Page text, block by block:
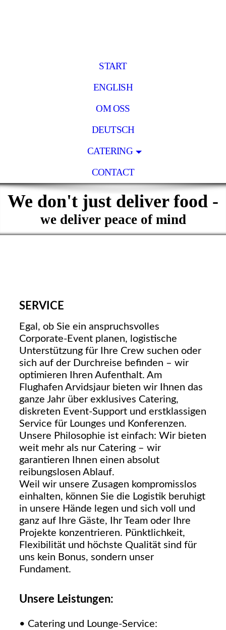
START
ENGLISH
OM OSS
DEUTSCH
CATERING
CONTACT
We don't just deliver food -
we deliver peace of mind
SERVICE
Egal, ob Sie ein anspruchsvolles
Corporate-Event planen, logistische
Unterstützung für Ihre Crew suchen oder
sich auf der Durchreise befinden – wir
optimieren Ihren Aufenthalt. Am
Flughafen Arvidsjaur bieten wir Ihnen das
ganze Jahr über exklusives Catering,
diskreten Event-Support und erstklassigen
Service für Lounges und Konferenzen.
Unsere Philosophie ist einfach: Wir bieten
weit mehr als nur Catering – wir
garantieren Ihnen einen absolut
reibungslosen Ablauf.
Weil wir unsere Zusagen kompromisslos
einhalten, können Sie die Logistik beruhigt
in unsere Hände legen und sich voll und
ganz auf Ihre Gäste, Ihr Team oder Ihre
Projekte konzentrieren. Pünktlichkeit,
Flexibilität und höchste Qualität sind für
uns kein Bonus, sondern unser
Fundament.
Unsere Leistungen:
• Catering und Lounge-Service: